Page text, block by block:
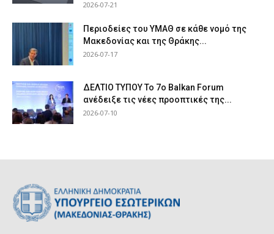
2026-07-21
Περιοδείες του ΥΜΑΘ σε κάθε νομό της
Μακεδονίας και της Θράκης...
2026-07-17
ΔΕΛΤΙΟ ΤΥΠΟΥ Το 7ο Balkan Forum
ανέδειξε τις νέες προοπτικές της...
2026-07-10